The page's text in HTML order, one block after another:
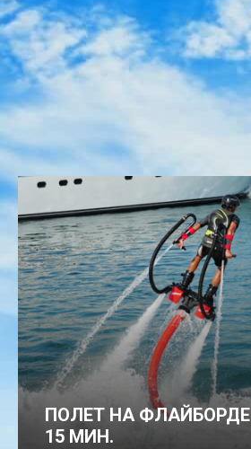
ПОЛЕТ НА ФЛАЙБОРДЕ
15 МИН.